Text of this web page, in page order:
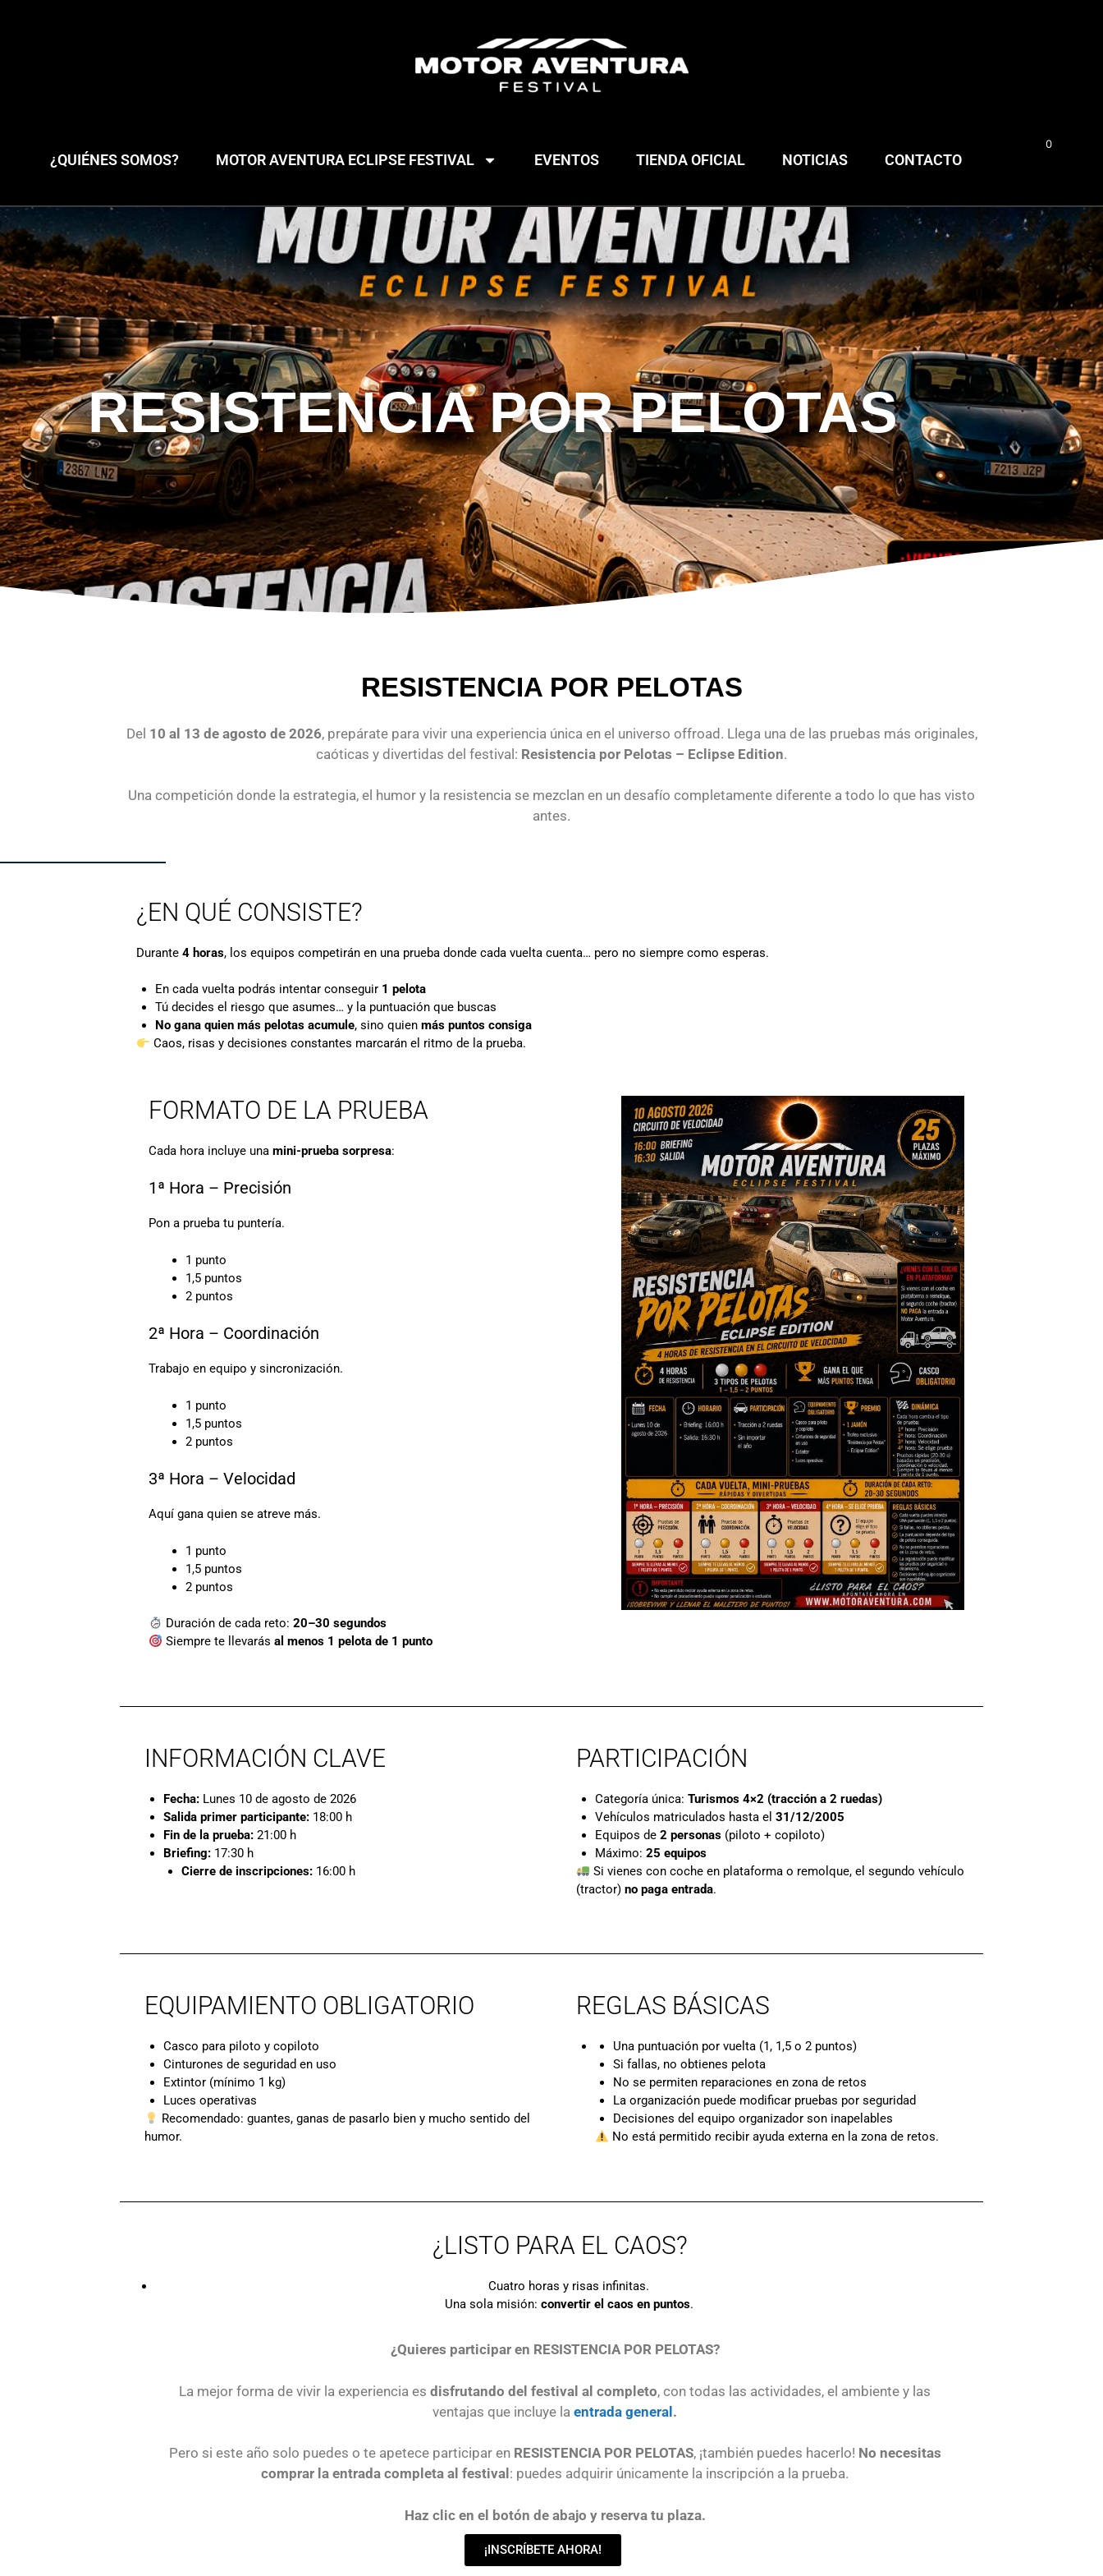
¿QUIÉNES SOMOS? MOTOR AVENTURA ECLIPSE FESTIVAL EVENTOS TIENDA OFICIAL NOTICIAS CONTACTO
0
RESISTENCIA POR PELOTAS
RESISTENCIA POR PELOTAS
Del 10 al 13 de agosto de 2026, prepárate para vivir una experiencia única en el universo offroad. Llega una de las pruebas más originales,
caóticas y divertidas del festival: Resistencia por Pelotas – Eclipse Edition.
Una competición donde la estrategia, el humor y la resistencia se mezclan en un desafío completamente diferente a todo lo que has visto
antes.
¿EN QUÉ CONSISTE?
Durante 4 horas, los equipos competirán en una prueba donde cada vuelta cuenta… pero no siempre como esperas.
En cada vuelta podrás intentar conseguir 1 pelota
Tú decides el riesgo que asumes… y la puntuación que buscas
No gana quien más pelotas acumule, sino quien más puntos consiga
Caos, risas y decisiones constantes marcarán el ritmo de la prueba.
FORMATO DE LA PRUEBA
Cada hora incluye una mini-prueba sorpresa:
1ª Hora – Precisión
Pon a prueba tu puntería.
1 punto
1,5 puntos
2 puntos
2ª Hora – Coordinación
Trabajo en equipo y sincronización.
1 punto
1,5 puntos
2 puntos
3ª Hora – Velocidad
Aquí gana quien se atreve más.
1 punto
1,5 puntos
2 puntos
Duración de cada reto:20–30 segundos
Siempre te llevarásal menos 1 pelota de 1 punto
INFORMACIÓN CLAVE
Fecha:Lunes 10 de agosto de 2026
Salida primer participante:18:00 h
Fin de la prueba:21:00 h
Briefing:17:30 h
Cierre de inscripciones: 16:00 h
PARTICIPACIÓN
Categoría única: Turismos 4×2 (tracción a 2 ruedas)
Vehículos matriculados hasta el 31/12/2005
Equipos de 2 personas(piloto + copiloto)
Máximo: 25 equipos
Si vienes con coche en plataforma o remolque, el segundo vehículo
(tractor) no paga entrada.
EQUIPAMIENTO OBLIGATORIO
Casco para piloto y copiloto
Cinturones de seguridad en uso
Extintor (mínimo 1 kg)
Luces operativas
Recomendado: guantes, ganas de pasarlo bien y mucho sentido del
humor.
REGLAS BÁSICAS
Una puntuación por vuelta (1, 1,5 o 2 puntos)
Si fallas, no obtienes pelota
No se permiten reparaciones en zona de retos
La organización puede modificar pruebas por seguridad
Decisiones del equipo organizador son inapelables
No está permitido recibir ayuda externa en la zona de retos.
¿LISTO PARA EL CAOS?
Cuatro horas y risas infinitas.
Una sola misión: convertir el caos en puntos.
¿Quieres participar en RESISTENCIA POR PELOTAS?
La mejor forma de vivir la experiencia esdisfrutando del festival al completo, con todas las actividades, el ambiente y las
ventajas que incluye laentrada general.
Pero si este año solo puedes o te apetece participar en RESISTENCIA POR PELOTAS, ¡también puedes hacerlo! No necesitas
comprar la entrada completa al festival : puedes adquirir únicamente la inscripción a la prueba.
Haz clic en el botón de abajo y reserva tu plaza.
¡INSCRÍBETE AHORA!